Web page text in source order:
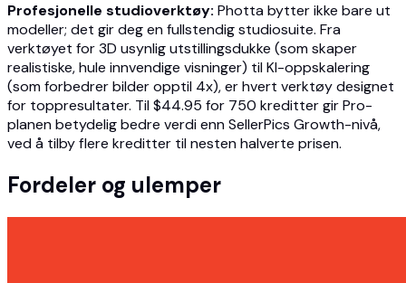
Profesjonelle studioverktøy: Photta bytter ikke bare ut
modeller; det gir deg en fullstendig studiosuite. Fra
verktøyet for 3D usynlig utstillingsdukke (som skaper
realistiske, hule innvendige visninger) til KI-oppskalering
(som forbedrer bilder opptil 4x), er hvert verktøy designet
for toppresultater. Til $44.95 for 750 kreditter gir Pro-
planen betydelig bedre verdi enn SellerPics Growth-nivå,
ved å tilby flere kreditter til nesten halverte prisen.
Fordeler og ulemper